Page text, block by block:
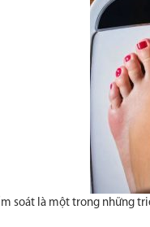
soát là một trong những